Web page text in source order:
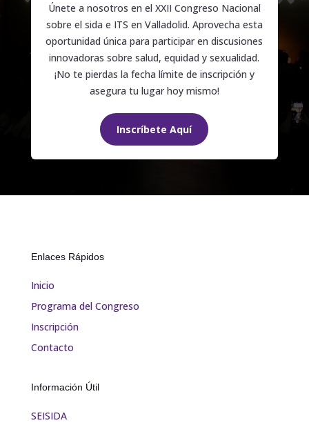
Únete a nosotros en el XXII Congreso Nacional
sobre el sida e ITS en Valladolid. Aprovecha esta
oportunidad única para participar en discusiones
innovadoras sobre salud, equidad y sexualidad.
¡No te pierdas la fecha límite de inscripción y
asegura tu lugar hoy mismo!
Inscríbete Aquí
Enlaces Rápidos
Inicio
Programa del Congreso
Inscripción
Contacto
Información Útil
SEISIDA